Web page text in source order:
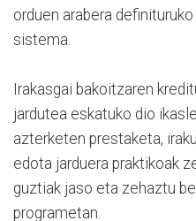
orduen arabera
sistema.
Irakasgai bakoitzaren
jardutea eskatuko dio
azterketen prestaketa,
edota jarduera praktikoak
guztiak jaso eta zehaztu
programetan.